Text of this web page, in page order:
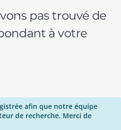
pas trouvé de
à votre
afin que notre équipe
de recherche. Merci de